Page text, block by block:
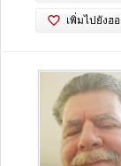
เพิ่มไปยังฮ